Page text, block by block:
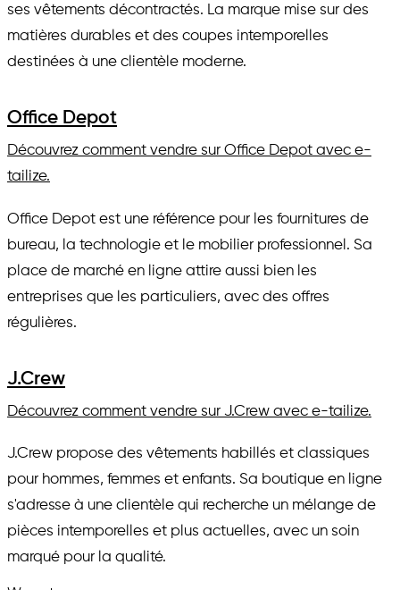
ses vêtements décontractés. La marque mise sur des
matières durables et des coupes intemporelles
destinées à une clientèle moderne.
Office Depot
Découvrez comment vendre sur Office Depot avec e-
tailize.
Office Depot est une référence pour les fournitures de
bureau, la technologie et le mobilier professionnel. Sa
place de marché en ligne attire aussi bien les
entreprises que les particuliers, avec des offres
régulières.
J.Crew
Découvrez comment vendre sur J.Crew avec e-tailize.
J.Crew propose des vêtements habillés et classiques
pour hommes, femmes et enfants. Sa boutique en ligne
s'adresse à une clientèle qui recherche un mélange de
pièces intemporelles et plus actuelles, avec un soin
marqué pour la qualité.